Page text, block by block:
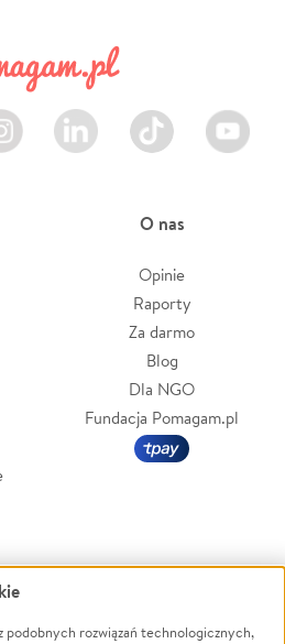
LinkedIn TikTok Youtube
O nas
Opinie
Raporty
Za darmo
Blog
Dla NGO
Fundacja Pomagam.pl
Powódź
podobnych rozwiązań technologicznych,